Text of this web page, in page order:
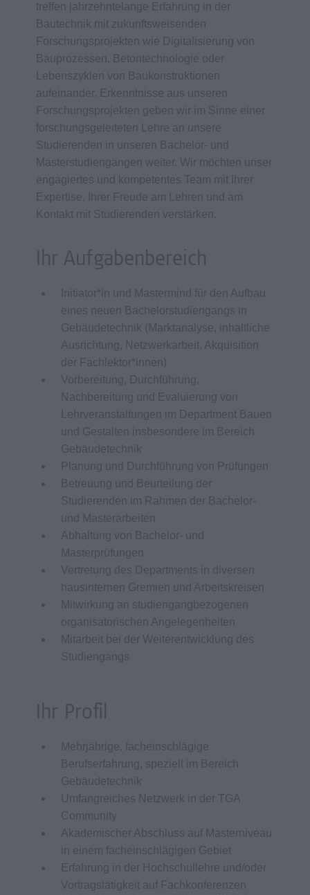
treffen jahrzehntelange Erfahrung in der
Bautechnik mit zukunftsweisenden
Forschungsprojekten wie Digitalisierung von
Bauprozessen, Betontechnologie oder
Lebenszyklen von Baukonstruktionen
aufeinander. Erkenntnisse aus unseren
Forschungsprojekten geben wir im Sinne einer
forschungsgeleiteten Lehre an unsere
Studierenden in unseren Bachelor- und
Masterstudiengängen weiter. Wir möchten unser
engagiertes und kompetentes Team mit Ihrer
Expertise, Ihrer Freude am Lehren und am
Kontakt mit Studierenden verstärken.
Ihr Aufgabenbereich
Initiator*in und Mastermind für den Aufbau
eines neuen Bachelorstudiengangs in
Gebäudetechnik (Marktanalyse, inhaltliche
Ausrichtung, Netzwerkarbeit, Akquisition
der Fachlektor*innen)
Vorbereitung, Durchführung,
Nachbereitung und Evaluierung von
Lehrveranstaltungen im Department Bauen
und Gestalten insbesondere im Bereich
Gebäudetechnik
Planung und Durchführung von Prüfungen
Betreuung und Beurteilung der
Studierenden im Rahmen der Bachelor-
und Masterarbeiten
Abhaltung von Bachelor- und
Masterprüfungen
Vertretung des Departments in diversen
hausinternen Gremien und Arbeitskreisen
Mitwirkung an studiengangbezogenen
organisatorischen Angelegenheiten
Mitarbeit bei der Weiterentwicklung des
Studiengangs
Ihr Profil
Mehrjährige, facheinschlägige
Berufserfahrung, speziell im Bereich
Gebäudetechnik
Umfangreiches Netzwerk in der TGA
Community
Akademischer Abschluss auf Masterniveau
in einem facheinschlägigen Gebiet
Erfahrung in der Hochschullehre und/oder
Vortragstätigkeit auf Fachkonferenzen